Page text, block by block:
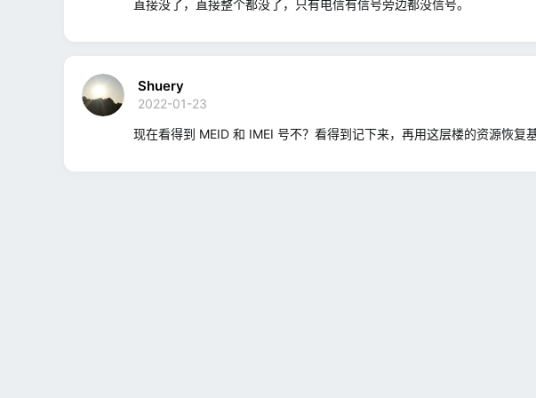
直接没了，直接整个都没了，只有电信有信号旁边都没信号。
Shuery
2022-01-23
现在看得到 MEID 和 IMEI 号不？看得到记下来，再用这层楼的资源恢复